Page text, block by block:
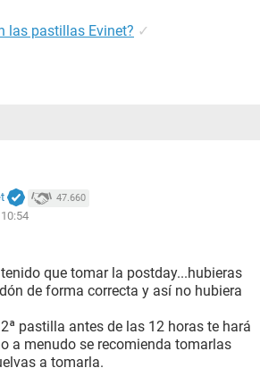
las pastillas Evinet? ✓
47.660
que tomar la postday...hubieras
de forma correcta y así no hubiera
pastilla antes de las 12 horas te hará
a menudo se recomienda tomarlas
a tomarla.